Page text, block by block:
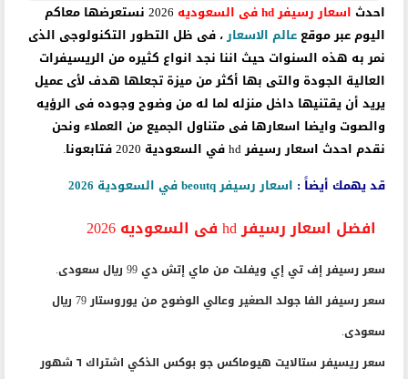
احدث اسعاررسيفر hd فى السعوديه
نستعرضها معاكم
اليوم عبر موقع عالم الاسعار، فى ظل التطور التكنولوجى الذى
نمر به هذه السنوات حيث اننا نجد انواع كثيره من الريسيفرات
العالية الجودة والتى بها أكثر من ميزة تجعلها هدف لأى عميل
يريد أن يقتنيها داخل منزله لما له من وضوح وجوده فى الرؤيه
والصوت وايضا اسعارها فى متناول الجميع من العملاء ونحن
نقدم احدث اسعار رسيفر hd في السعودية 2020 فتابعونا.
قد يهمك أيضاً : اسعار رسيفر beoutq في السعودية 2026
افضل اسعار رسيفر hd فى السعوديه 2026
سعر رسيفر إف تي إي ويفلت من ماي إتش دي 99 ريال سعودى.
سعر رسيفر الفا جولد الصغير وعالي الوضوح من يوروستار 79 ريال
سعودى.
سعر ريسيفر ستالايت هيوماكس جو بوكس الذكي اشتراك ٦ شهور